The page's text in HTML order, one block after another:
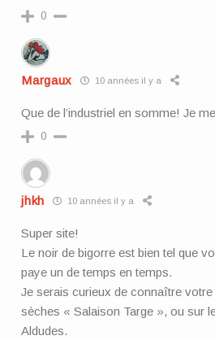
0
Margaux 10 années il y a
Que de l’industriel en somme! Je
0
jhkh 10 années il y a
Super site!
Le noir de bigorre est bien tel que
paye un de temps en temps.
Je serais curieux de connaître
sèches « Salaison Targe », ou sur
Aldudes.